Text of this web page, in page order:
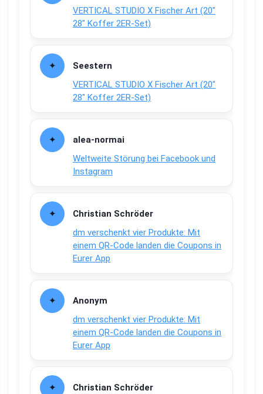
VERTICAL STUDIO X Fischer Art (20″
28″ Koffer 2ER-Set)
Seestern
VERTICAL STUDIO X Fischer Art (20″
28″ Koffer 2ER-Set)
alea-normai
Weltweite Störung bei Facebook und
Instagram
Christian Schröder
dm verschenkt vier Produkte: Mit
einem QR-Code landen die Coupons in
Eurer App
Anonym
dm verschenkt vier Produkte: Mit
einem QR-Code landen die Coupons in
Eurer App
Christian Schröder